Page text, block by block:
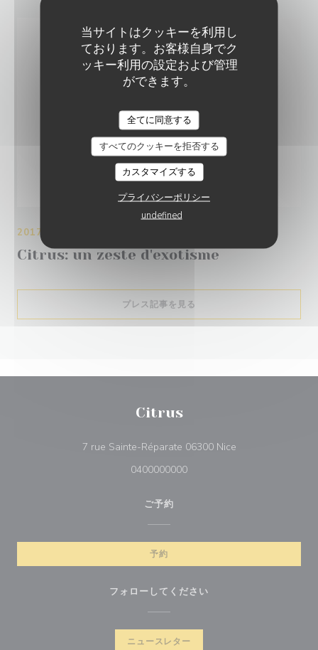
当サイトはクッキーを利用し
ております。お客様自身でク
ッキー利用の設定および管理
ができます。
全てに同意する
すべてのクッキーを拒否する
カスタマイズする
プライバシーポリシー
undefined
Citrus: un zeste d'exotisme
2017/09/19
プレス記事を見る
Citrus
7 rue Sainte-Réparate 06300 Nice((新しいウィンド
0400000000
ご予約
予約
フォローしてください
ニュースレター